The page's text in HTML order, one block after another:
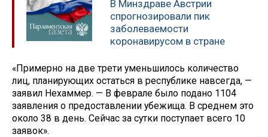
В Минздраве Австрии
спрогнозировали пик
заболеваемости
коронавирусом в стране
«Примерно на две трети уменьшилось количество
лиц, планирующих остаться в республике навсегда, —
заявил Нехаммер. — В феврале было подано 1104
заявления о предоставлении убежища. В среднем это
около 38 в день. Сейчас за сутки поступает всего 10
заявок».